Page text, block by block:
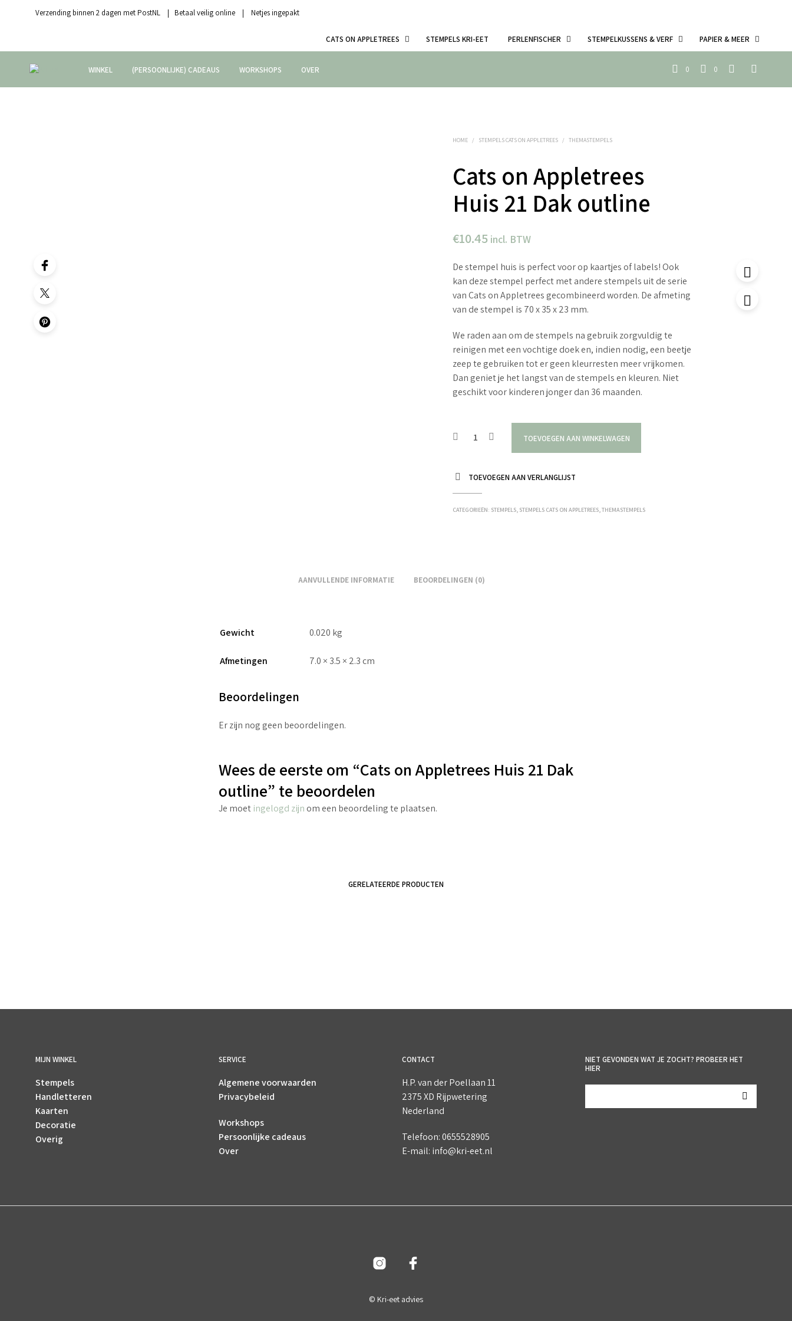
Verzending binnen 2 dagen met PostNL | Betaal veilig online | Netjes ingepakt
CATS ON APPLETREES STEMPELS KRI-EET PERLENFISCHER STEMPELKUSSENS & VERF PAPIER & MEER
WINKEL (PERSOONLIJKE) CADEAUS WORKSHOPS OVER 0 0
HOME / STEMPELS CATS ON APPLETREES / THEMASTEMPELS
Cats on Appletrees
Huis 21 Dak outline
€10.45 incl. BTW
De stempel huis is perfect voor op kaartjes of labels! Ook
kan deze stempel perfect met andere stempels uit de serie
van Cats on Appletrees gecombineerd worden. De afmeting
van de stempel is 70 x 35 x 23 mm.
We raden aan om de stempels na gebruik zorgvuldig te
reinigen met een vochtige doek en, indien nodig, een beetje
zeep te gebruiken tot er geen kleurresten meer vrijkomen.
Dan geniet je het langst van de stempels en kleuren. Niet
geschikt voor kinderen jonger dan 36 maanden.
TOEVOEGEN AAN WINKELWAGEN
TOEVOEGEN AAN VERLANGLIJST
CATEGORIEËN: STEMPELS, STEMPELS CATS ON APPLETREES,THEMASTEMPELS
AANVULLENDE INFORMATIE BEOORDELINGEN (0)
Gewicht 0.020 kg
Afmetingen 7.0 × 3.5 × 2.3 cm
Beoordelingen
Er zijn nog geen beoordelingen.
Wees de eerste om “Cats on Appletrees Huis 21 Dak
outline” te beoordelen
Je moet ingelogd zijnom een beoordeling te plaatsen.
GERELATEERDE PRODUCTEN
MIJN WINKEL
Stempels
Handletteren
Kaarten
Decoratie
Overig
SERVICE
Algemene voorwaarden
Privacybeleid
Workshops
Persoonlijke cadeaus
Over
CONTACT
H.P. van der Poellaan 11
2375 XD Rijpwetering
Nederland
Telefoon: 0655528905
E-mail: info@kri-eet.nl
NIET GEVONDEN WAT JE ZOCHT? PROBEER HET
HIER
© Kri-eet advies